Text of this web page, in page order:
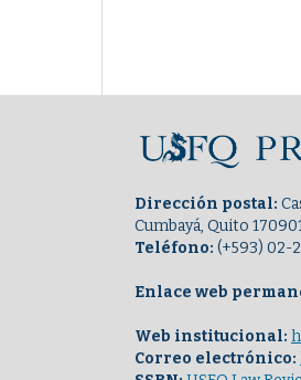
Dirección postal:
Cumbayá, Quito
Teléfono: (+593) 02-
Enlace web
Web institucional:
Correo electrónico: